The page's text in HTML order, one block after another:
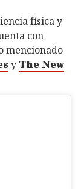
física y
con
mencionado
yThe New